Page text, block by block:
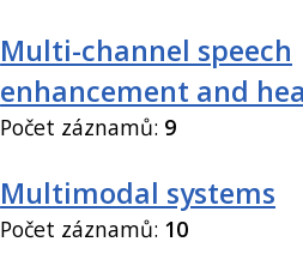
Multi-channel speech
enhancement and
Počet záznamů: 9
Multimodal systems
Počet záznamů: 10